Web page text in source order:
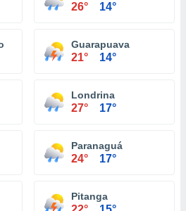
26° 14°
Guarapuava
21° 14°
Londrina
27° 17°
Paranaguá
24° 17°
Pitanga